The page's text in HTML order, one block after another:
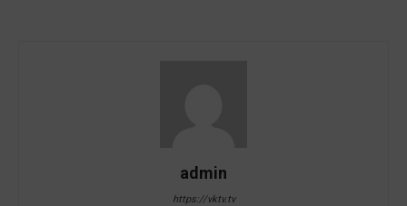
admin
https://vktv.tv